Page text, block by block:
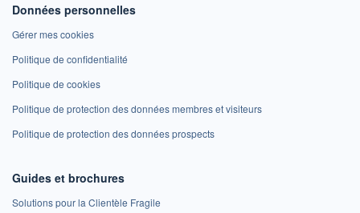
Données personnelles
Gérer mes cookies
Politique de confidentialité
Politique de cookies
Politique de protection des données membres et visiteurs
Politique de protection des données prospects
Guides et brochures
Solutions pour la Clientèle Fragile